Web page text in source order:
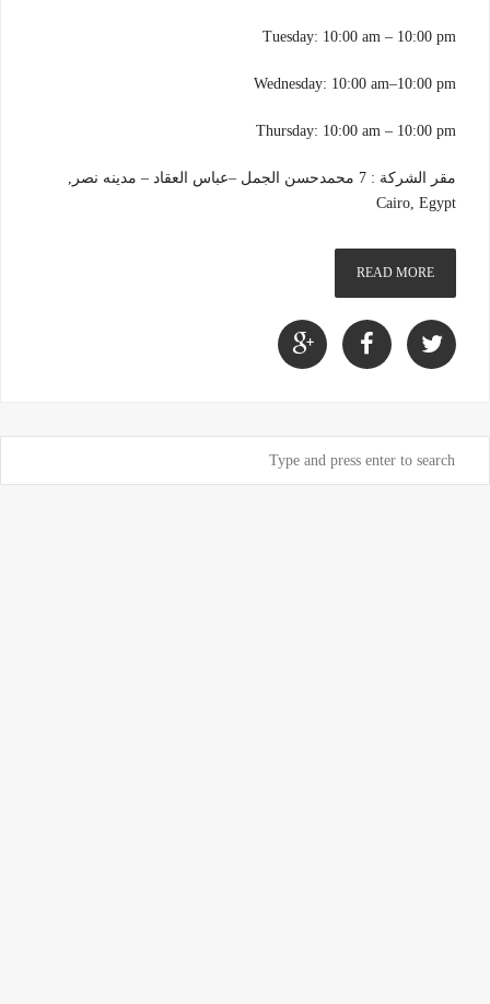
Tuesday: 10:00 am – 10:00 pm
Wednesday: 10:00 am–10:00 pm
Thursday: 10:00 am – 10:00 pm
مقر الشركة : 7 محمدحسن الجمل –عباس العقاد – مدينه نصر,
Cairo, Egypt
READ MORE